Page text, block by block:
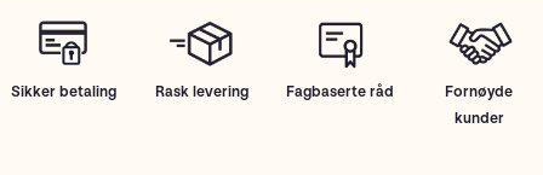
Sikker betaling Rask levering Fagbaserte råd
Fornøyde
kunder